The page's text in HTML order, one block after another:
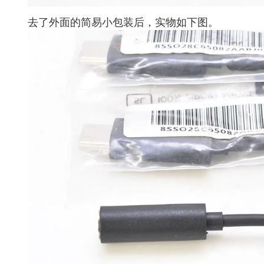
去了外面的简易小包装后，实物如下图。